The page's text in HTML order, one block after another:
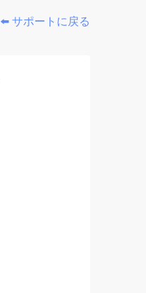
⬅️ サポートに戻る